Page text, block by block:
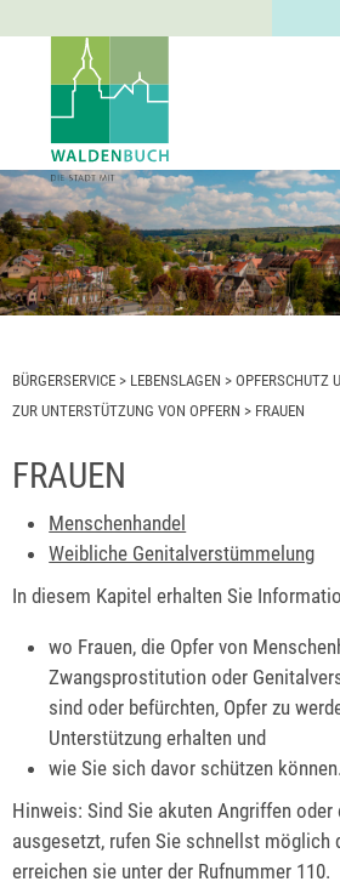
BÜRGERSERVICE > LEBENSLAGEN > OPFERSCHUTZ
ZUR UNTERSTÜTZUNG VON OPFERN > FRAUEN
FRAUEN
Menschenhandel
Weibliche Genitalverstümmelung
In diesem Kapitel erhalten Sie
wo Frauen, die Opfer von
Zwangsprostitution oder
sind oder befürchten, Opfer zu
Unterstützung erhalten und
wie Sie sich davor schützen können.
Hinweis: Sind Sie akuten Angriffen oder
ausgesetzt, rufen Sie schnellst möglich
erreichen sie unter der Rufnummer 110.